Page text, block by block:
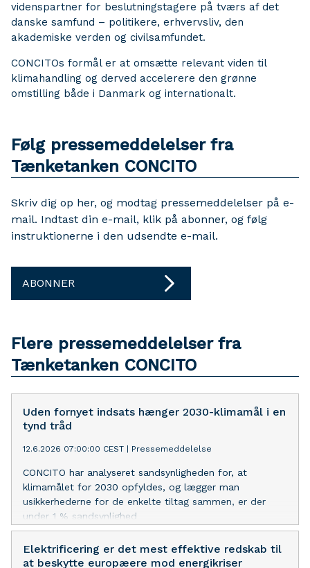
videnspartner for beslutningstagere på tværs af det
danske samfund – politikere, erhvervsliv, den
akademiske verden og civilsamfundet.
CONCITOs formål er at omsætte relevant viden til
klimahandling og derved accelerere den grønne
omstilling både i Danmark og internationalt.
Følg pressemeddelelser fra
Tænketanken CONCITO
Skriv dig op her, og modtag pressemeddelelser på e-
mail. Indtast din e-mail, klik på abonner, og følg
instruktionerne i den udsendte e-mail.
ABONNER
Flere pressemeddelelser fra
Tænketanken CONCITO
Uden fornyet indsats hænger 2030-klimamål i en
tynd tråd
12.6.2026 07:00:00 CEST Pressemeddelelse
CONCITO har analyseret sandsynligheden for, at
klimamålet for 2030 opfyldes, og lægger man
usikkerhederne for de enkelte tiltag sammen, er der
under 1 % sandsynlighed
for, at Danmark indfrier klimamålet.
Elektrificering er det mest effektive redskab til
at beskytte europæere mod energikriser